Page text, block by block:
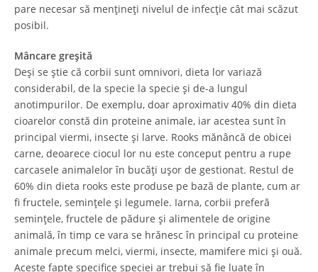
pare necesar să mențineți nivelul de infecție cât mai scăzut
posibil.
Mâncare greșită
Deși se știe că corbii sunt omnivori, dieta lor variază
considerabil, de la specie la specie și de-a lungul
anotimpurilor. De exemplu, doar aproximativ 40% din dieta
cioarelor constă din proteine ​​animale, iar acestea sunt în
principal viermi, insecte și larve. Rooks mănâncă de obicei
carne, deoarece ciocul lor nu este conceput pentru a rupe
carcasele animalelor în bucăți ușor de gestionat. Restul de
60% din dieta rooks este produse pe bază de plante, cum ar
fi fructele, semințele și legumele. Iarna, corbii preferă
semințele, fructele de pădure și alimentele de origine
animală, în timp ce vara se hrănesc în principal cu proteine ​​
animale precum melci, viermi, insecte, mamifere mici și ouă.
Aceste fapte specifice speciei ar trebui să fie luate în